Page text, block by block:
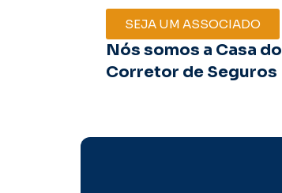
SEJA UM ASSOCIADO
Nós somos a Casa do
Corretor de Seguros